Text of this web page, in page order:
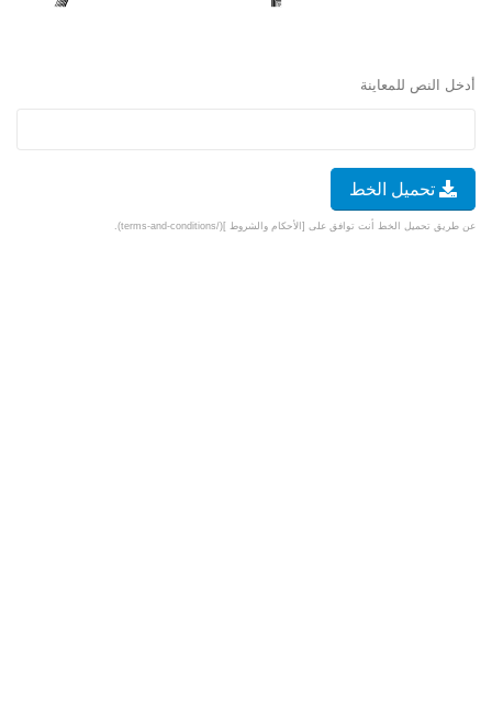
أدخل النص للمعاينة
تحميل الخط
عن طريق تحميل الخط أنت توافق على [الأحكام والشروط ](/terms-and-conditions).